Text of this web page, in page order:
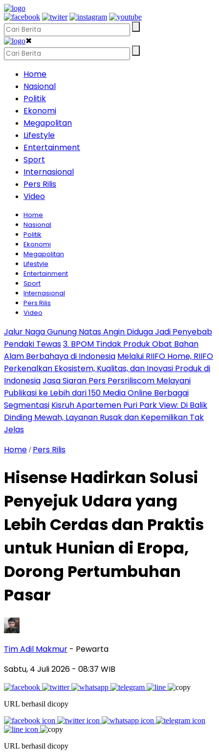
✖
Home
Nasional
Politik
Ekonomi
Megapolitan
Lifestyle
Entertainment
Sport
Internasional
Pers Rilis
Video
Home
Nasional
Politik
Ekonomi
Megapolitan
Lifestyle
Entertainment
Sport
Internasional
Pers Rilis
Video
Jalur Naga Gunung Natas Angin Diduga Jadi Penyebab
Pendaki Tewas3. BPOM Tindak Produk Obat Bahan
Alam Berbahaya di Indonesia Melalui RIIFO Home, RIIFO
Perkenalkan Ekosistem, Kualitas, dan Inovasi Produk di
IndonesiaJasa Siaran Pers Persriliscom Melayani
Publikasi ke Lebih dari 150 Media Online Berbagai
Segmentasi Kisruh Apartemen Puri Park View: Di Balik
Dinding Mewah, Layanan Rusak dan Kepemilikan Tak
Jelas
Home / Pers Rilis
Hisense Hadirkan Solusi
Penyejuk Udara yang
Lebih Cerdas dan Praktis
untuk Hunian di Eropa,
Dorong Pertumbuhan
Pasar
Tim Adil Makmur - Pewarta
Sabtu, 4 Juli 2026 - 08:37 WIB
URL berhasil dicopy
URL berhasil dicopy